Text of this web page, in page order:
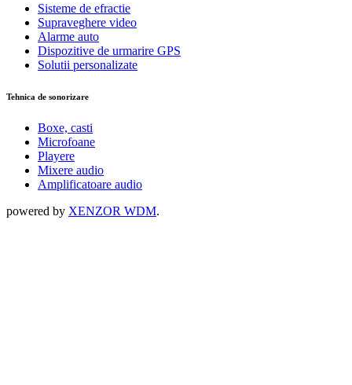
Sisteme de efractie
Supraveghere video
Alarme auto
Dispozitive de urmarire GPS
Solutii personalizate
Tehnica de sonorizare
Boxe, casti
Microfoane
Playere
Mixere audio
Amplificatoare audio
powered by XENZOR WDM.